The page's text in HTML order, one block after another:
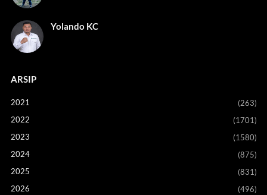
Yolando KC
ARSIP
2021
(263)
2022
(1701)
2023
(1580)
2024
(875)
2025
(831)
2026
(496)